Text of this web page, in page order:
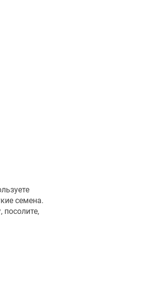
семена.
посолите,